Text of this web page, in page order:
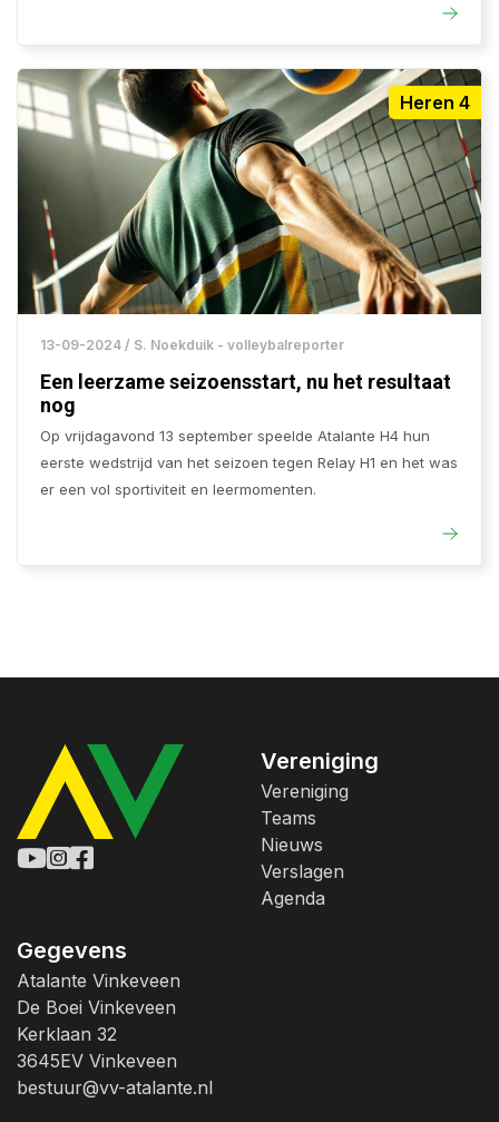
Heren 4
13-09-2024 / S. Noekduik - volleybalreporter
Een leerzame seizoensstart, nu het resultaat
nog
Op vrijdagavond 13 september speelde Atalante H4 hun
eerste wedstrijd van het seizoen tegen Relay H1 en het was
er een vol sportiviteit en leermomenten.
Vereniging
Vereniging
Teams
Nieuws
Verslagen
Agenda
Gegevens
Atalante Vinkeveen
De Boei Vinkeveen
Kerklaan 32
3645EV Vinkeveen
bestuur@vv-atalante.nl